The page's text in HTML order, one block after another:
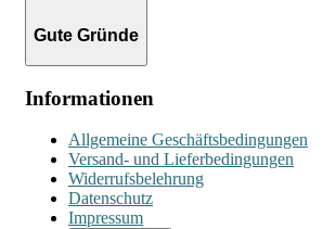
Gute Gründe
Informationen
Allgemeine Geschäftsbedingungen
Versand- und Lieferbedingungen
Widerrufsbelehrung
Datenschutz
Impressum